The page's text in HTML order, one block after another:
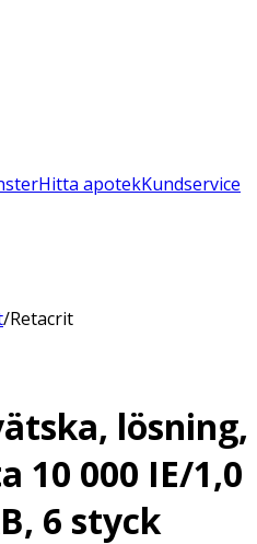
Hitta apotekKundservice
/Retacrit
lösning,
10 000 IE/1,0
6 styck